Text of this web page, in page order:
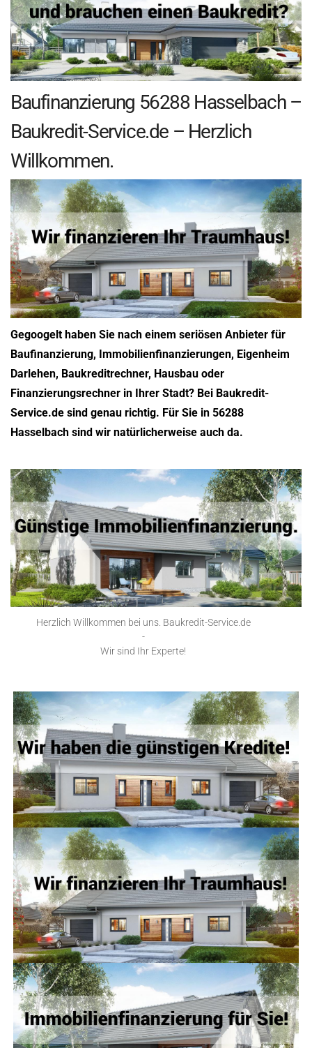
Baufinanzierung 56288 Hasselbach –
Baukredit-Service.de – Herzlich
Willkommen.
Gegoogelt haben Sie nach einem seriösen Anbieter für
Baufinanzierung, Immobilienfinanzierungen, Eigenheim
Darlehen, Baukreditrechner, Hausbau oder
Finanzierungsrechner in Ihrer Stadt? Bei Baukredit-
Service.de sind genau richtig. Für Sie in 56288
Hasselbach sind wir natürlicherweise auch da.
Herzlich Willkommen bei uns. Baukredit-Service.de
-
Wir sind Ihr Experte!